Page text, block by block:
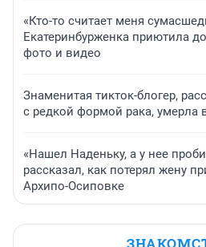
«Кто-то считает меня
Екатеринбурженка приютила
фото и видео
Знаменитая тикток-блогер,
с редкой формой рака, умерла
«Нашел Наденьку, а у нее
рассказал, как потерял жену
Архипо-Осиповке